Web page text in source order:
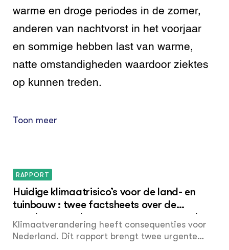
warme en droge periodes in de zomer,
anderen van nachtvorst in het voorjaar
en sommige hebben last van warme,
natte omstandigheden waardoor ziektes
op kunnen treden.
Toon meer
RAPPORT
Huidige klimaatrisico’s voor de land- en
tuinbouw : twee factsheets over de
gevolgen van droogte en extreme neerslag
voor de land- en tuinbouwsector in ons
huidige klimaat (1990-nu)
Klimaatverandering heeft consequenties voor
Nederland. Dit rapport brengt twee urgente